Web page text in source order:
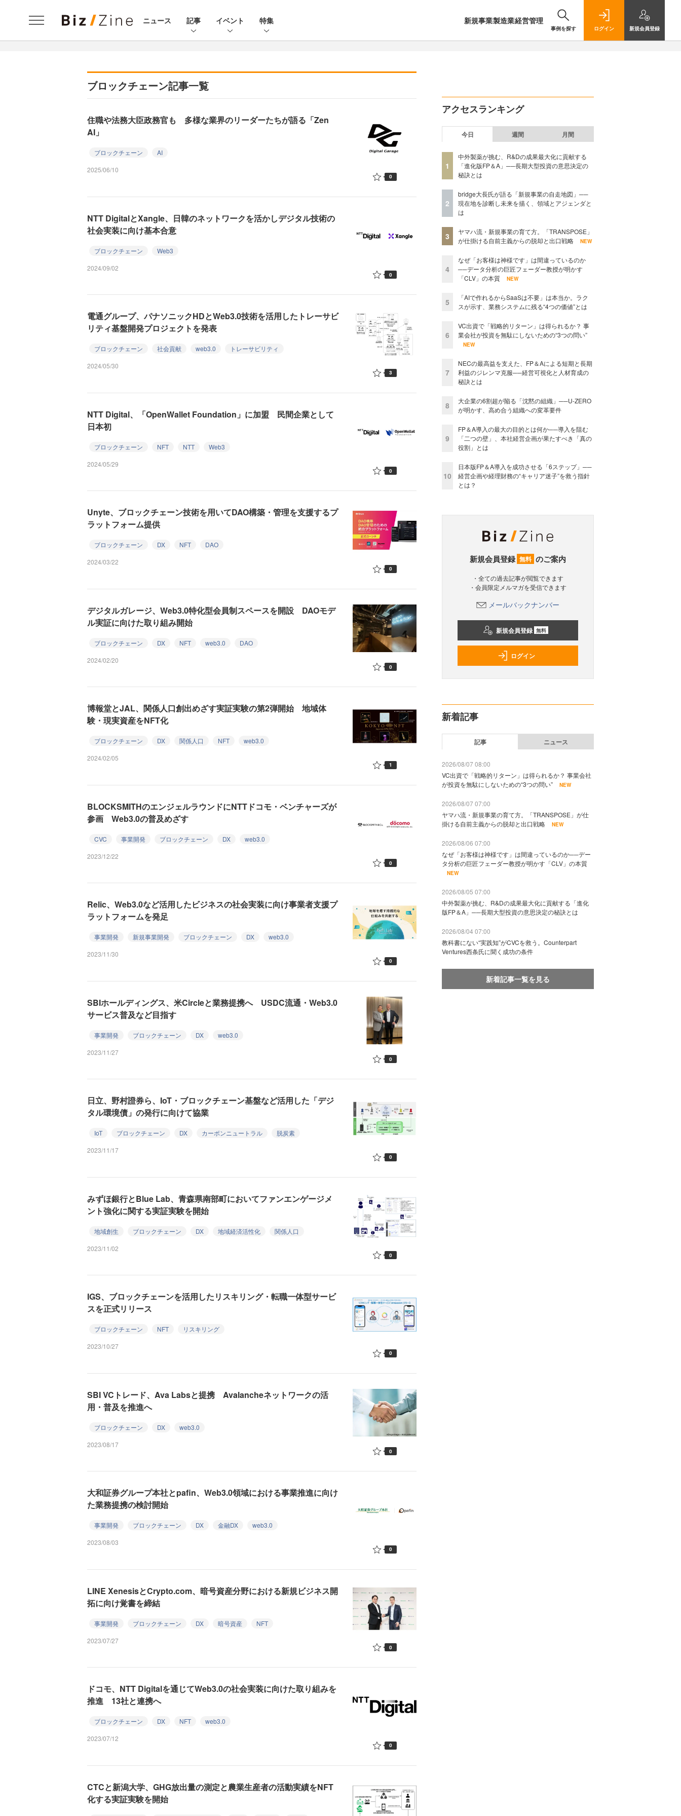
ニュース 記事 イベント 特集 新規事業製造業経営管理
事例を探す ログイン 新規会員登録
ブロックチェーン記事一覧
住職や法務大臣政務官も 多様な業界のリーダーたちが語る「Zen
AI」
ブロックチェーン
AI
2025/06/10
0
NTT DigitalとXangle、日韓のネットワークを活かしデジタル技術の
社会実装に向け基本合意
ブロックチェーン
Web3
2024/09/02
0
電通グループ、パナソニックHDとWeb3.0技術を活用したトレーサビ
リティ基盤開発プロジェクトを発表
ブロックチェーン 社会貢献 web3.0
トレーサビリティ
2024/05/30
3
NTT Digital、「OpenWallet Foundation」に加盟 民間企業として
日本初
ブロックチェーン NFT NTT
Web3
2024/05/29
0
Unyte、ブロックチェーン技術を用いてDAO構築・管理を支援するプ
ラットフォーム提供
ブロックチェーン DX NFT
DAO
2024/03/22
0
デジタルガレージ、Web3.0特化型会員制スペースを開設 DAOモデ
ル実証に向けた取り組み開始
ブロックチェーン DX NFT web3.0
DAO
2024/02/20
0
博報堂とJAL、関係人口創出めざす実証実験の第2弾開始 地域体
験・現実資産をNFT化
ブロックチェーン DX 関係人口 NFT
web3.0
2024/02/05
1
BLOCKSMITHのエンジェルラウンドにNTTドコモ・ベンチャーズが
参画 Web3.0の普及めざす
CVC 事業開発 ブロックチェーン DX
web3.0
2023/12/22
0
Relic、Web3.0など活用したビジネスの社会実装に向け事業者支援プ
ラットフォームを発足
事業開発 新規事業開発 ブロックチェーン DX
web3.0
2023/11/30
0
SBIホールディングス、米Circleと業務提携へ USDC流通・Web3.0
サービス普及など目指す
事業開発 ブロックチェーン DX
web3.0
2023/11/27
0
日立、野村證券ら、IoT・ブロックチェーン基盤など活用した「デジ
タル環境債」の発行に向けて協業
IoT ブロックチェーン DX カーボンニュートラル
脱炭素
2023/11/17
0
みずほ銀行とBlue Lab、青森県南部町においてファンエンゲージメ
ント強化に関する実証実験を開始
地域創生 ブロックチェーン DX 地域経済活性化
関係人口
2023/11/02
0
IGS、ブロックチェーンを活用したリスキリング・転職一体型サービ
スを正式リリース
ブロックチェーン NFT
リスキリング
2023/10/27
0
SBI VCトレード、Ava Labsと提携 Avalancheネットワークの活
用・普及を推進へ
ブロックチェーン DX
web3.0
2023/08/17
0
大和証券グループ本社とpafin、Web3.0領域における事業推進に向け
た業務提携の検討開始
事業開発 ブロックチェーン DX 金融DX
web3.0
2023/08/03
0
LINE XenesisとCrypto.com、暗号資産分野における新規ビジネス開
拓に向け覚書を締結
事業開発 ブロックチェーン DX 暗号資産
NFT
2023/07/27
0
ドコモ、NTT Digitalを通じてWeb3.0の社会実装に向けた取り組みを
推進 13社と連携へ
ブロックチェーン DX NFT
web3.0
2023/07/12
0
CTCと新潟大学、GHG放出量の測定と農業生産者の活動実績をNFT
化する実証実験を開始
アクセスランキング
今日 週間 月間
1
中外製薬が挑む、R&Dの成果最大化に貢献する
「進化版FP＆A」──長期大型投資の意思決定の
秘訣とは
2
bridge大長氏が語る「新規事業の自走地図」──
現在地を診断し未来を描く、領域とアジェンダと
は
3
ヤマハ流・新規事業の育て方。「TRANSPOSE」
が仕掛ける自前主義からの脱却と出口戦略
NEW
4
なぜ「お客様は神様です」は間違っているのか
──データ分析の巨匠フェーダー教授が明かす
「CLV」の本質
NEW
5
「AIで作れるからSaaSは不要」は本当か。ラク
スが示す、業務システムに残る“4つの価値”とは
6
VC出資で「戦略的リターン」は得られるか？ 事
業会社が投資を無駄にしないための“3つの問い”
NEW
7
NECの最高益を支えた、FP＆Aによる短期と長期
利益のジレンマ克服──経営可視化と人材育成の
秘訣とは
8
大企業の6割超が陥る「沈黙の組織」──U-ZERO
が明かす、高め合う組織への変革要件
9
FP＆A導入の最大の目的とは何か──導入を阻む
「二つの壁」、本社経営企画が果たすべき「真の
役割」とは
10
日本版FP＆A導入を成功させる「6ステップ」──
経営企画や経理財務の“キャリア迷子”を救う指針
とは？
新規会員登録 無料 のご案内
・全ての過去記事が閲覧できます
・会員限定メルマガを受信できます
メールバックナンバー
新規会員登録 無料
ログイン
新着記事
記事 ニュース
2026/08/07 08:00
VC出資で「戦略的リターン」は得られるか？ 事業会社
が投資を無駄にしないための“3つの問い”
NEW
2026/08/07 07:00
ヤマハ流・新規事業の育て方。「TRANSPOSE」が仕
掛ける自前主義からの脱却と出口戦略
NEW
2026/08/06 07:00
なぜ「お客様は神様です」は間違っているのか──デー
タ分析の巨匠フェーダー教授が明かす「CLV」の本質
NEW
2026/08/05 07:00
中外製薬が挑む、R&Dの成果最大化に貢献する「進化
版FP＆A」──長期大型投資の意思決定の秘訣とは
2026/08/04 07:00
教科書にない“実践知”がCVCを救う。Counterpart
Ventures西条氏に聞く成功の条件
新着記事一覧を見る